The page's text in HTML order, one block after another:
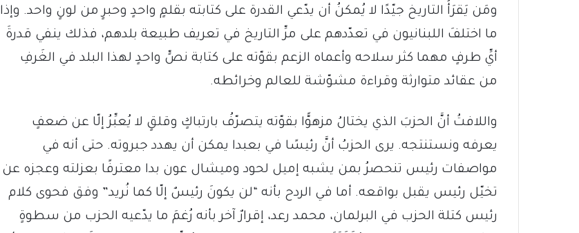
ومَن يَقرَأُ التاريخ جيّدًا لا يُمكنُ أن يدّعي القدرة على كتابته بقلمٍ واحدٍ وحبرٍ من لونٍ واحد. وإذا
ما اختلفَ اللبنانيون في تعدّدهم على مرِّ التاريخ في تعريف طبيعة بلدهم، فذلك ينفي قدرةَ
أيِّ طرفٍ مهما كثر سلاحه وأعماه الزعم بقوّته على كتابة نصٍّ واحدٍ لهذا البلد في الغَرفِ
من عقائد متوارثة وقراءة مشوّشة للعالم وخرائطه.
واللافتُ أنَّ الحزبَ الذي يختالُ مزهوًّا بقوّته يتصرّفُ بارتباكٍ وقلقٍ لا يُعبِّرُ إلّا عن ضعفٍ
يعرفه ونستنتجه. يرى الحزبُ أنَّ رئيسًا في بعبدا يمكن أن يهدد جبروته. حتى أنه في
مواصفات رئيس تنحصرُ بمن يشبه إميل لحود وميشال عون بدا معترفًا بعزلته وعجزه عن
تخيّل رئيس يقبل بواقعه. أما في الردح بأنه “لن يكونَ رئيسٌ إلّا كما نُريد” وفق فحوى كلام
رئيس كتلة الحزب في البرلمان، محمد رعد، إقرارٌ آخر بأنه رُغمَ ما يدّعيه الحزب من سطوةٍ